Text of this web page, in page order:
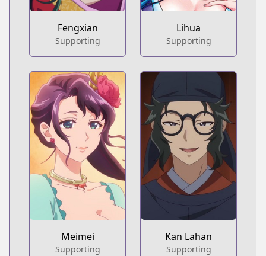
Fengxian
Supporting
Lihua
Supporting
Meimei
Supporting
Kan Lahan
Supporting